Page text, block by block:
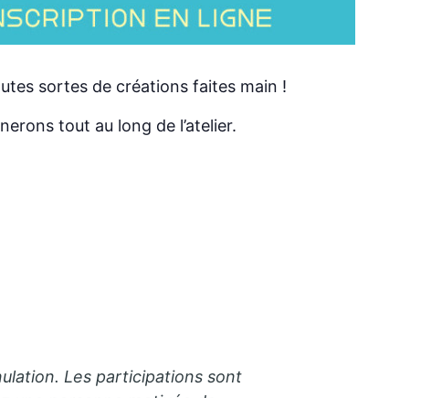
sortes de créations faites main !
tout au long de l’atelier.
Les participations sont